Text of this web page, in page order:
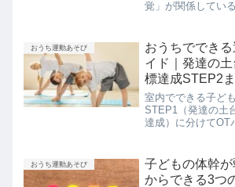
覚」が関係してい
りやすく解説しま
おうち運動あそび
おうちででき
イド｜発達の
標達成STEP2
室内でできる子ど
STEP1（発達の土
達成）に分けてOT
おうち運動あそび
子どもの体幹
からできる3つ